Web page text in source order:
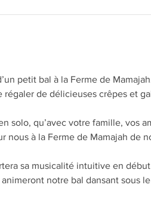
petit bal à la Ferme de
régaler de délicieuses crêpes et
solo, qu’avec votre famille, vos
nous à la Ferme de Mamajah de
sa musicalité intuitive en
notre bal dansant sous